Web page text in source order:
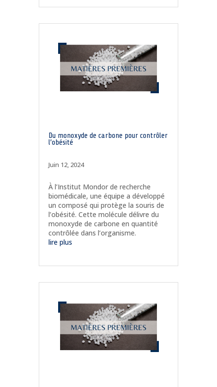
Du monoxyde de carbone pour contrôler
l’obésité
Juin 12, 2024
À l’Institut Mondor de recherche
biomédicale, une équipe a développé
un composé qui protège la souris de
l’obésité. Cette molécule délivre du
monoxyde de carbone en quantité
contrôlée dans l’organisme.
lire plus